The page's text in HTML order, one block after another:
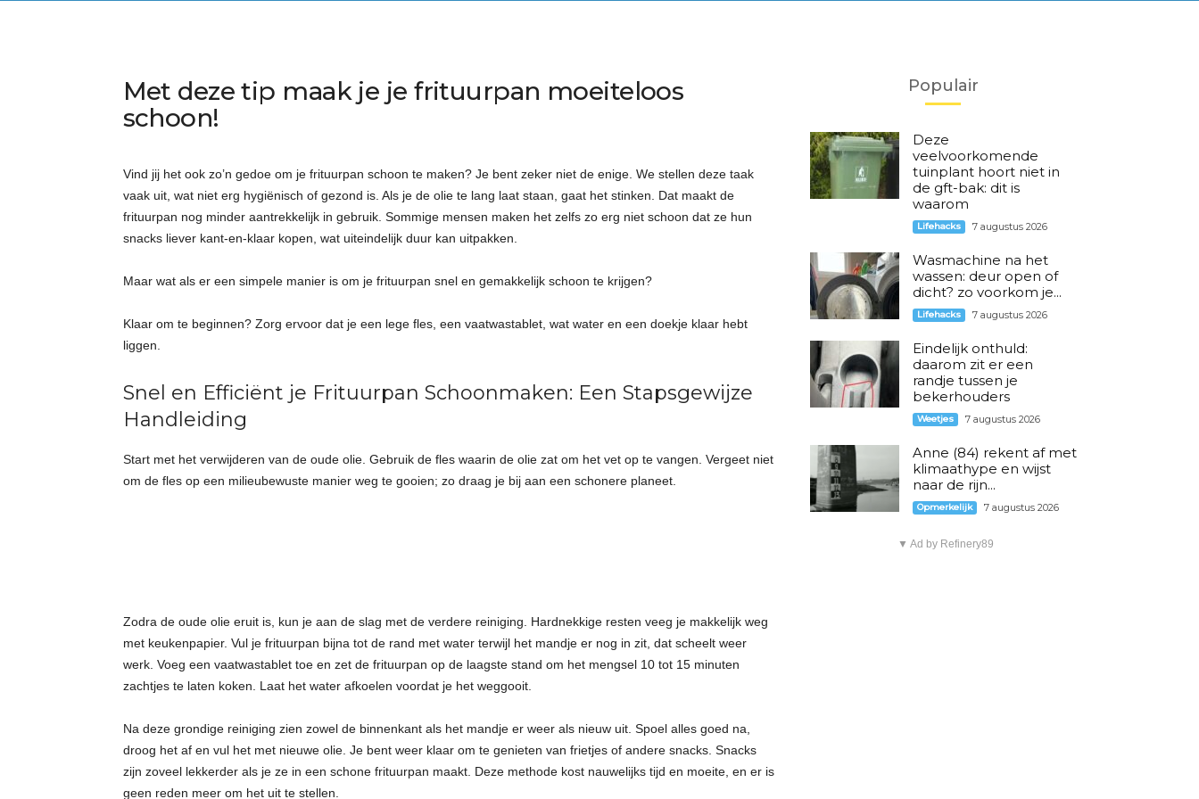
Met deze tip maak je je frituurpan moeiteloos
schoon!
Vind jij het ook zo’n gedoe om je frituurpan schoon te maken? Je bent zeker niet de enige. We stellen deze taak
vaak uit, wat niet erg hygiënisch of gezond is. Als je de olie te lang laat staan, gaat het stinken. Dat maakt de
frituurpan nog minder aantrekkelijk in gebruik. Sommige mensen maken het zelfs zo erg niet schoon dat ze hun
snacks liever kant-en-klaar kopen, wat uiteindelijk duur kan uitpakken.
Maar wat als er een simpele manier is om je frituurpan snel en gemakkelijk schoon te krijgen?
Klaar om te beginnen? Zorg ervoor dat je een lege fles, een vaatwastablet, wat water en een doekje klaar hebt
liggen.
Snel en Efficiënt je Frituurpan Schoonmaken: Een Stapsgewijze
Handleiding
Start met het verwijderen van de oude olie. Gebruik de fles waarin de olie zat om het vet op te vangen. Vergeet niet
om de fles op een milieubewuste manier weg te gooien; zo draag je bij aan een schonere planeet.
Zodra de oude olie eruit is, kun je aan de slag met de verdere reiniging. Hardnekkige resten veeg je makkelijk weg
met keukenpapier. Vul je frituurpan bijna tot de rand met water terwijl het mandje er nog in zit, dat scheelt weer
werk. Voeg een vaatwastablet toe en zet de frituurpan op de laagste stand om het mengsel 10 tot 15 minuten
zachtjes te laten koken. Laat het water afkoelen voordat je het weggooit.
Na deze grondige reiniging zien zowel de binnenkant als het mandje er weer als nieuw uit. Spoel alles goed na,
droog het af en vul het met nieuwe olie. Je bent weer klaar om te genieten van frietjes of andere snacks. Snacks
zijn zoveel lekkerder als je ze in een schone frituurpan maakt. Deze methode kost nauwelijks tijd en moeite, en er is
geen reden meer om het uit te stellen.
Populair
Deze
veelvoorkomende
tuinplant hoort niet in
de gft-bak: dit is
waarom
Lifehacks 7 augustus 2026
Wasmachine na het
wassen: deur open of
dicht? zo voorkom je...
Lifehacks 7 augustus 2026
Eindelijk onthuld:
daarom zit er een
randje tussen je
bekerhouders
Weetjes 7 augustus 2026
Anne (84) rekent af met
klimaathype en wijst
naar de rijn...
Opmerkelijk 7 augustus 2026
▼ Ad by Refinery89